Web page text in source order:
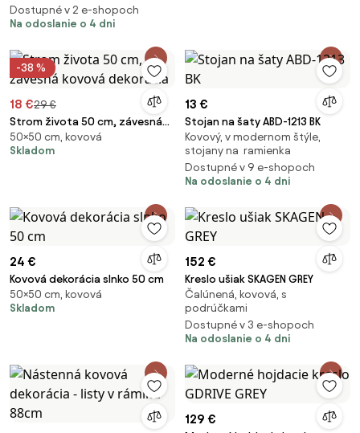
Dostupné v 2 e-shopoch
Na odoslanie o 4 dni
-38 %
18 €29 €
Strom života 50 cm, závesná
kovová dekorácia
50×50 cm, kovová
Skladom
13 €
Stojan na šaty ABD-1213 BK
Kovový, v modernom štýle,
stojany na ramienka
Dostupné v 9 e-shopoch
Na odoslanie o 4 dni
24 €
Kovová dekorácia slnko 50 cm
50×50 cm, kovová
Skladom
152 €
Kreslo ušiak SKAGEN GREY
Čalúnená, kovová, s
podrúčkami
Dostupné v 3 e-shopoch
Na odoslanie o 4 dni
129 €